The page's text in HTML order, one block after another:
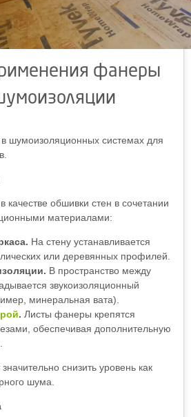
фанеры
шумоизоляционных системах для
обшивки стен в сочетании
материалами:
На стену устанавливается
или деревянных профилей.
В пространство между
звукоизоляционный
минеральная вата).
. Листы фанеры крепятся
обеспечивая дополнительную
снизить уровень как
шума.